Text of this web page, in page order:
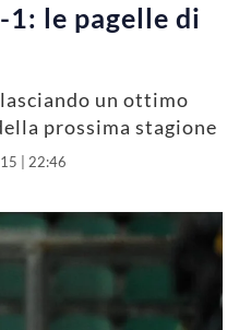
1: le pagelle di
un ottimo
prossima stagione
| 22:46